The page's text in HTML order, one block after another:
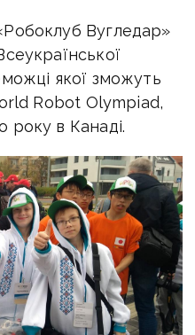
Вугледар»
якої зможуть
Robot Olympiad,
року в Канаді.